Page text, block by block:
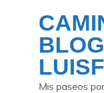
contenido
Mis paseos